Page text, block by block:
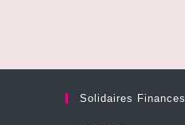
Solidaires Finances